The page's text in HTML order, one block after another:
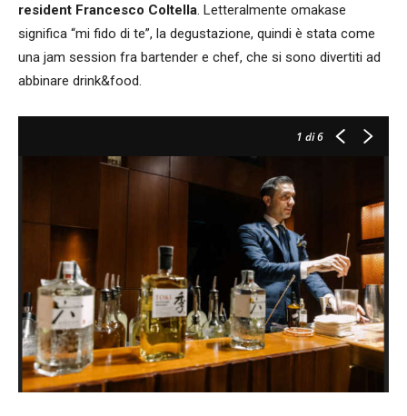
resident Francesco Coltella . Letteralmente omakase
significa “mi fido di te”, la degustazione, quindi è stata come
una jam session fra bartender e chef, che si sono divertiti ad
abbinare drink&food.
1 di 6